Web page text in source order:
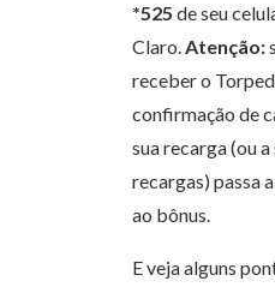
*525 de seu
Claro. Atenção:
receber o
confirmação de
sua recarga (ou a
recargas) passa
ao bônus.
E veja alguns